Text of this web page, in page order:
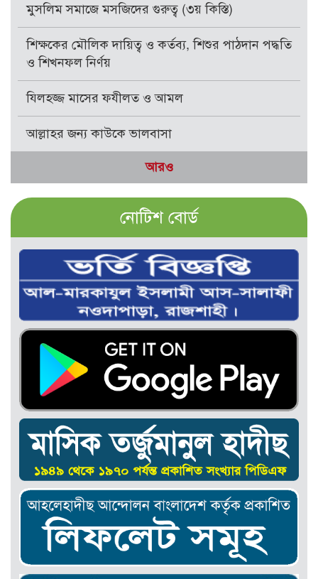
মুসলিম সমাজে মসজিদের গুরুত্ব (৩য় কিস্তি)
শিক্ষকের মৌলিক দায়িত্ব ও কর্তব্য, শিশুর পাঠদান পদ্ধতি
ও শিখনফল নির্ণয়
যিলহজ্জ মাসের ফযীলত ও আমল
আল্লাহর জন্য কাউকে ভালবাসা
আরও
নোটিশ বোর্ড